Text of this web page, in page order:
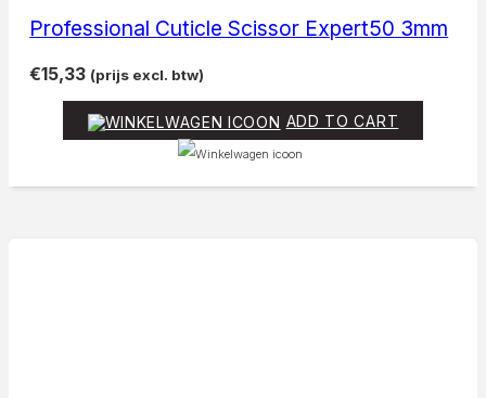
Professional Cuticle Scissor Expert50 3mm
€15,33 (prijs excl. btw)
ADD TO CART